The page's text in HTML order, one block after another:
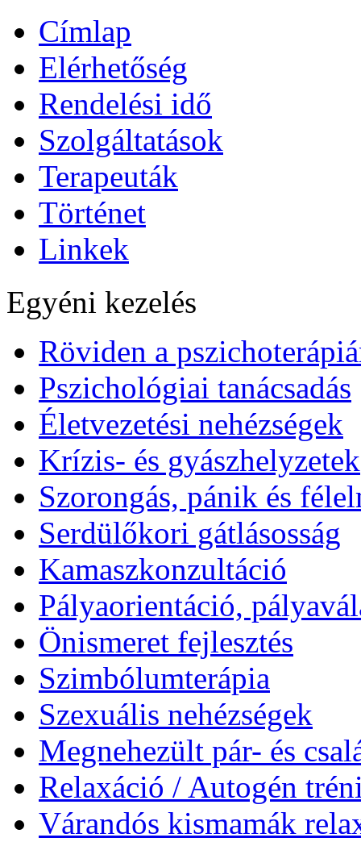
Címlap
Elérhetőség
Rendelési idő
Szolgáltatások
Terapeuták
Történet
Linkek
Egyéni kezelés
Röviden a
Pszichológiai tanácsadás
Életvezetési nehézségek
Krízis- és gyászhelyzetek
Szorongás, pánik és
Serdülőkori gátlásosság
Kamaszkonzultáció
Pályaorientáció,
Önismeret fejlesztés
Szimbólumterápia
Szexuális nehézségek
Megnehezült pár- és
Relaxáció / Autogén
Várandós kismamák